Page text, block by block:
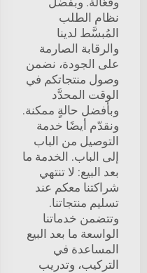
نظام الطلب
المُبسَّط لدينا
والرقابة الصارمة
على الجودة، نضمن
وصول منتجاتكم في
الوقت المحدَّد
وبأفضل حالةٍ ممكنة.
ونقدّم أيضًا خدمة
التوصيل من الباب
إلى الباب. الخدمة ما
بعد البيع: لا تنتهي
شراكتنا معكم عند
تسليم منتجاتنا.
وتتضمن خدماتنا
الواسعة ما بعد البيع
المساعدة في
التركيب، وتدريب